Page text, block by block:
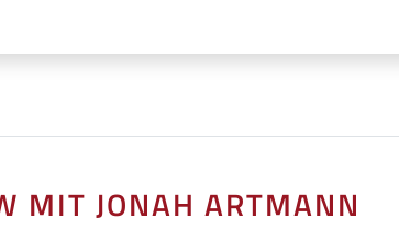
MIT JONAH ARTMANN